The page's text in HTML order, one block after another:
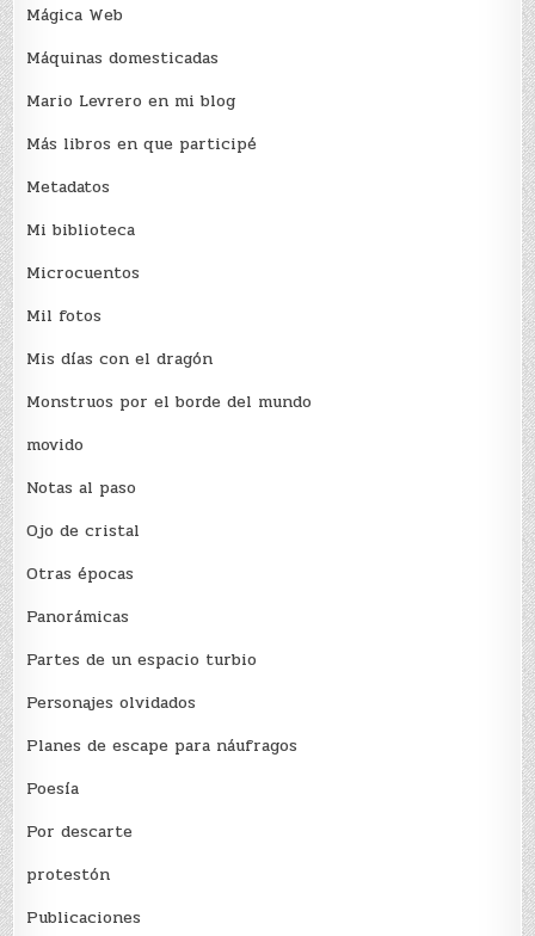
Mágica Web
Máquinas domesticadas
Mario Levrero en mi blog
Más libros en que participé
Metadatos
Mi biblioteca
Microcuentos
Mil fotos
Mis días con el dragón
Monstruos por el borde del mundo
movido
Notas al paso
Ojo de cristal
Otras épocas
Panorámicas
Partes de un espacio turbio
Personajes olvidados
Planes de escape para náufragos
Poesía
Por descarte
protestón
Publicaciones